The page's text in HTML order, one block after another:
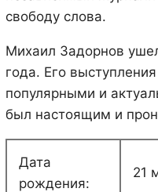
свободу слова.
Михаил Задорнов
года. Его
популярными и
был настоящим и
Дата
рождения:
21